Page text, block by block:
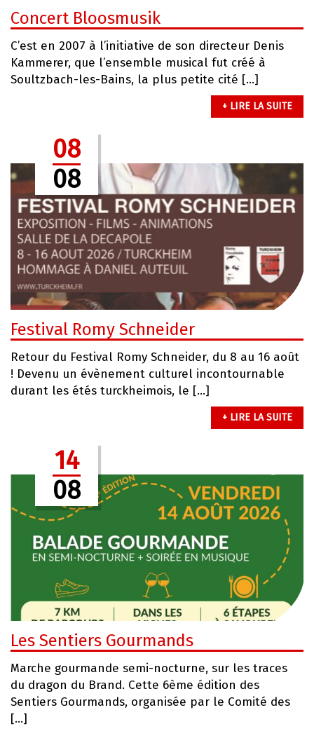
Concert Bloosmusik
C’est en 2007 à l’initiative de son directeur Denis
Kammerer, que l’ensemble musical fut créé à
Soultzbach-les-Bains, la plus petite cité […]
+ LIRE LA SUITE
08
08
Festival Romy Schneider
Retour du Festival Romy Schneider, du 8 au 16 août
! Devenu un évènement culturel incontournable
durant les étés turckheimois, le […]
+ LIRE LA SUITE
14
08
Les Sentiers Gourmands
Marche gourmande semi-nocturne, sur les traces
du dragon du Brand. Cette 6ème édition des
Sentiers Gourmands, organisée par le Comité des
[…]